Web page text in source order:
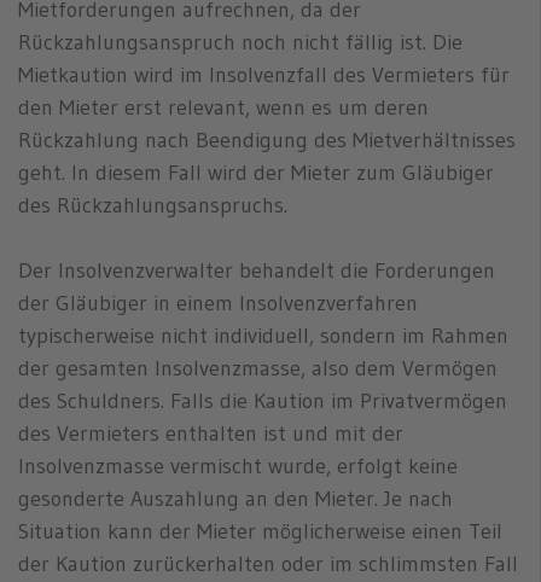
Mietforderungen aufrechnen, da der
Rückzahlungsanspruch noch nicht fällig ist. Die
Mietkaution wird im Insolvenzfall des Vermieters für
den Mieter erst relevant, wenn es um deren
Rückzahlung nach Beendigung des Mietverhältnisses
geht. In diesem Fall wird der Mieter zum Gläubiger
des Rückzahlungsanspruchs.
Der Insolvenzverwalter behandelt die Forderungen
der Gläubiger in einem Insolvenzverfahren
typischerweise nicht individuell, sondern im Rahmen
der gesamten Insolvenzmasse, also dem Vermögen
des Schuldners. Falls die Kaution im Privatvermögen
des Vermieters enthalten ist und mit der
Insolvenzmasse vermischt wurde, erfolgt keine
gesonderte Auszahlung an den Mieter. Je nach
Situation kann der Mieter möglicherweise einen Teil
der Kaution zurückerhalten oder im schlimmsten Fall